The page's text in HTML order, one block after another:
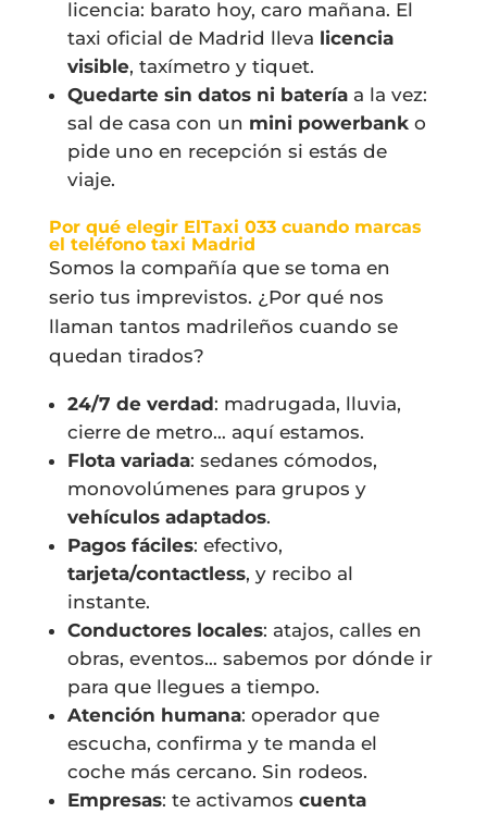
licencia: barato hoy, caro mañana. El
taxi oficial de Madrid lleva licencia
visible, taxímetro y tiquet.
Quedarte sin datos ni bateríaa la vez:
sal de casa con un mini powerbanko
pide uno en recepción si estás de
viaje.
Por qué elegir ElTaxi 033 cuando marcas
el teléfono taxi Madrid
Somos la compañía que se toma en
serio tus imprevistos. ¿Por qué nos
llaman tantos madrileños cuando se
quedan tirados?
24/7 de verdad: madrugada, lluvia,
cierre de metro… aquí estamos.
Flota variada: sedanes cómodos,
monovolúmenes para grupos y
vehículos adaptados.
Pagos fáciles: efectivo,
tarjeta/contactless, y recibo al
instante.
Conductores locales: atajos, calles en
obras, eventos… sabemos por dónde ir
para que llegues a tiempo.
Atención humana: operador que
escucha, confirma y te manda el
coche más cercano. Sin rodeos.
Empresas: te activamos cuenta